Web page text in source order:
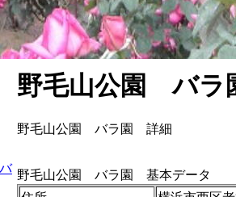
野毛山公園 バラ
野毛山公園 バラ園 詳細
野毛山公園 バラ園 基本データ